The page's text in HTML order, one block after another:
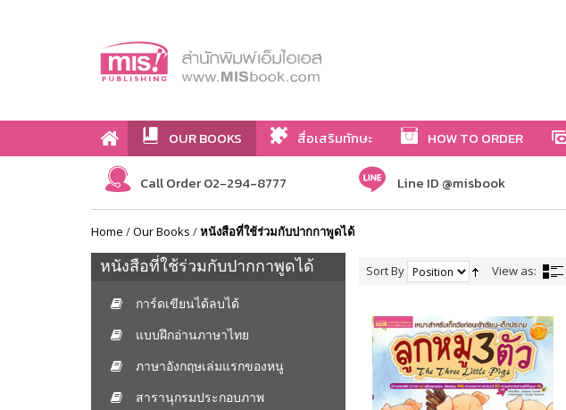
OUR BOOKS สื่อเสริมทักษะ HOW TO ORDER
Call Order 02-294-8777 Line ID @misbook
Home /Our Books /หนังสือที่ใช้ร่วมกับปากกาพูดได้
หนังสือที่ใช้ร่วมกับปากกาพูดได้
การ์ดเขียนได้ลบได้
แบบฝึกอ่านภาษาไทย
ภาษาอังกฤษเล่มแรกของหนู
สารานุกรมประกอบภาพ
Sort By View as: